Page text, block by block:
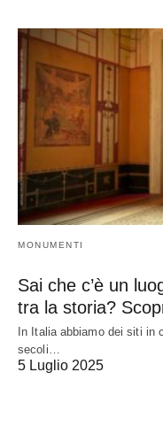
MONUMENTI
Sai che c’è un
tra la storia?
In Italia abbiamo dei siti in
secoli…
5 Luglio 2025